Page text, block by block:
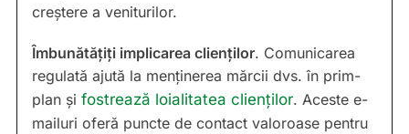
creștere a veniturilor.
Îmbunătățiți implicarea clienților. Comunicarea
regulată ajută la menținerea mărcii dvs. în prim-
plan și fostrează loialitatea clienților. Aceste e-
mailuri oferă puncte de contact valoroase pentru